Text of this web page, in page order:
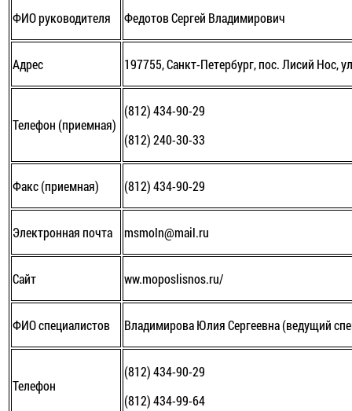
ФИО руководителя Федотов Сергей Владимирович
Адрес 197755, Санкт-Петербург, пос. Лисий Нос,
Телефон (приемная)
(812) 434-90-29
(812) 240-30-33
Факс (приемная) (812) 434-90-29
Электронная почта msmoln@mail.ru
Сайт ww.moposlisnos.ru/
ФИО специалистов Владимирова Юлия Сергеевна (ведущий
Телефон
(812) 434-90-29
(812) 434-99-64